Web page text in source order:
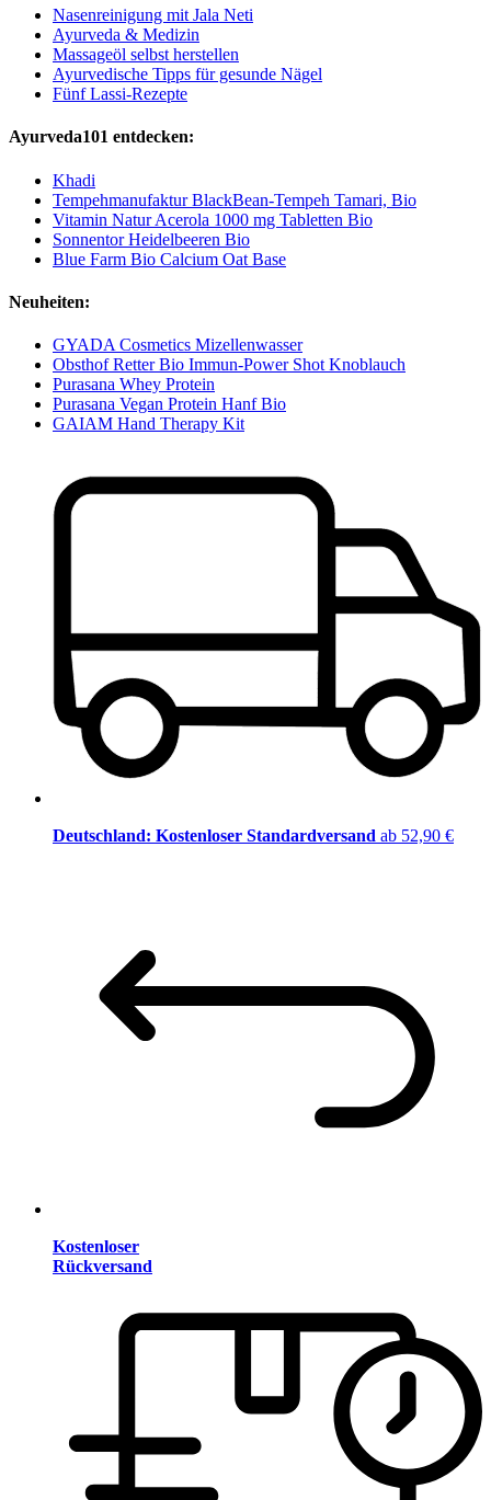
Nasenreinigung mit Jala Neti
Ayurveda & Medizin
Massageöl selbst herstellen
Ayurvedische Tipps für gesunde Nägel
Fünf Lassi-Rezepte
Ayurveda101 entdecken:
Khadi
Tempehmanufaktur BlackBean-Tempeh Tamari, Bio
Vitamin Natur Acerola 1000 mg Tabletten Bio
Sonnentor Heidelbeeren Bio
Blue Farm Bio Calcium Oat Base
Neuheiten:
GYADA Cosmetics Mizellenwasser
Obsthof Retter Bio Immun-Power Shot Knoblauch
Purasana Whey Protein
Purasana Vegan Protein Hanf Bio
GAIAM Hand Therapy Kit
Deutschland: Kostenloser Standardversand ab 52,90 €
Kostenloser
Rückversand